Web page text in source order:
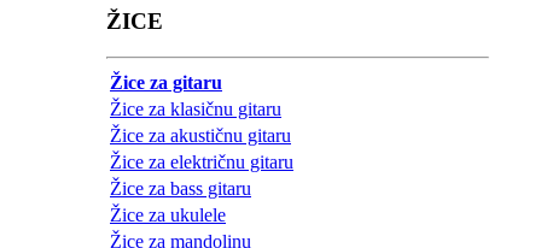
ŽICE
Žice za gitaru
Žice za klasičnu gitaru
Žice za akustičnu gitaru
Žice za električnu gitaru
Žice za bass gitaru
Žice za ukulele
Žice za mandolinu